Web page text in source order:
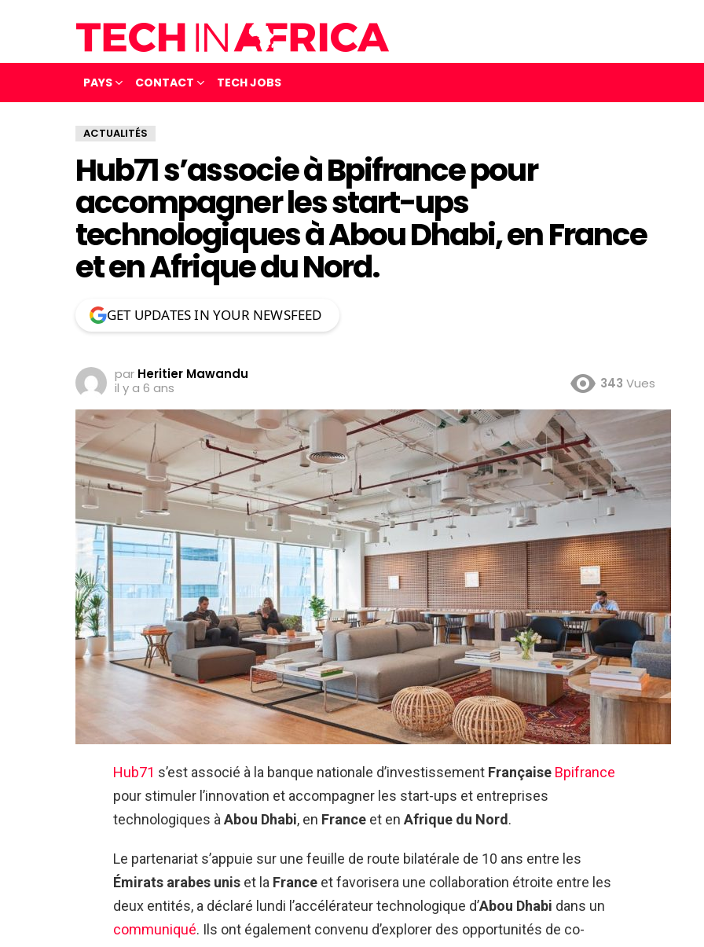
PAYS CONTACT TECH JOBS
ACTUALITÉS
Hub71 s’associe à Bpifrance pour
accompagner les start-ups
technologiques à Abou Dhabi, en France
et en Afrique du Nord.
GET UPDATES IN YOUR NEWSFEED
par Heritier Mawandu
il y a 6 ans
343 Vues
Hub71 s’est associé à la banque nationale d’investissement Française Bpifrance
pour stimuler l’innovation et accompagner les start-ups et entreprises
technologiques àAbou Dhabi, en France et en Afrique du Nord.
Le partenariat s’appuie sur une feuille de route bilatérale de 10 ans entre les
Émirats arabes unis et la France et favorisera une collaboration étroite entre les
deux entités, a déclaré lundi l’accélérateur technologique d’Abou Dhabi dans un
communiqué. Ils ont également convenu d’explorer des opportunités de co-